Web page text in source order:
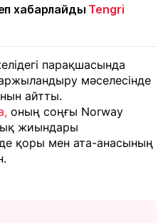
хабарлайды Tengri
парақшасында
мәселесінде
айтты.
оның соңғы Norway
жиындары
қоры мен ата-анасының